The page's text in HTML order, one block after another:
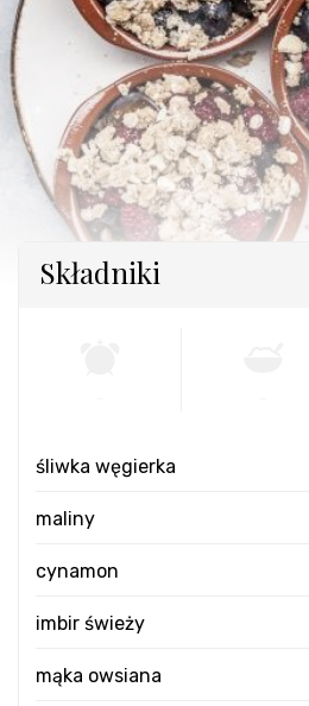
Składniki
śliwka węgierka
maliny
cynamon
imbir świeży
mąka owsiana